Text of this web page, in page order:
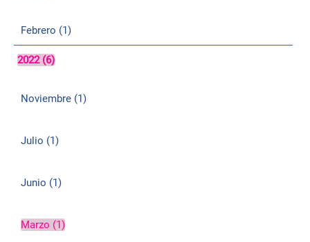
Febrero (1)
2022 (6)
Noviembre (1)
Julio (1)
Junio (1)
Marzo (1)